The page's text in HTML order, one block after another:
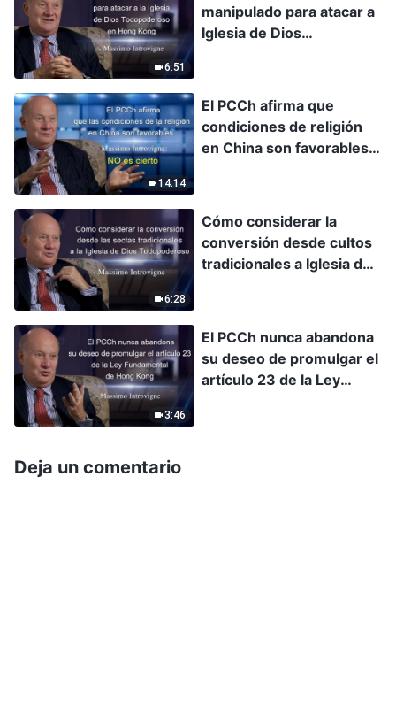
6:51
manipulado para atacar a
Iglesia de Dios
14:14
El PCCh afirma que
condiciones de religión
en China son favorables.
6:28
Cómo considerar la
conversión desde cultos
tradicionales a Iglesia de
3:46
El PCCh nunca abandona
su deseo de promulgar el
artículo 23 de la Ley
Deja un comentario